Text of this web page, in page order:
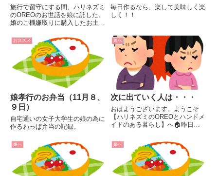
旅行で留守にする間、ハリネズミ
のOREOのお世話を娘に託した。
娘のご機嫌取りに購入したお土産
毎日作るなら、楽して美味しく楽
しく！！
おススメ
娘孝行のお弁当（11月８、
９日）
自宅通いの女子大学生の娘の為に
作るわっぱ弁当の記録。
娘へ
次に出ていく人は・・・
おはようございます。ようこそ
【ハリネズミのOREOとハンドメ
イドのある暮らし】へ🏠昨日は
自転車で最寄り駅まで行く娘の送
迎がプラスされます。ニートな母
私が仕事を今年の3月末で退職
し、その後「ハンドメイド作家に
なる...
娘へ 娘へ